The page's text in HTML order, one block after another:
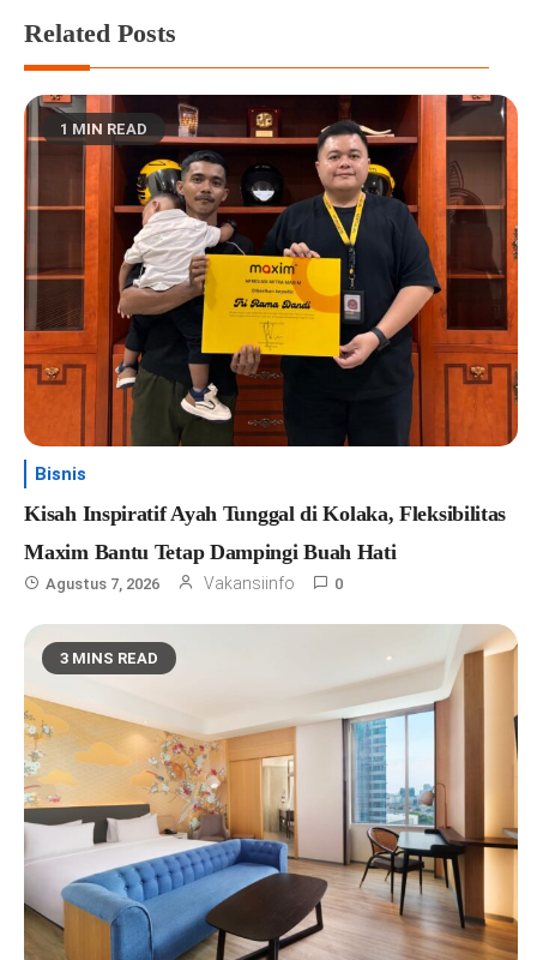
Related Posts
1 MIN READ
Bisnis
Kisah Inspiratif Ayah Tunggal di Kolaka, Fleksibilitas
Maxim Bantu Tetap Dampingi Buah Hati
Agustus 7, 2026 Vakansiinfo 0
3 MINS READ